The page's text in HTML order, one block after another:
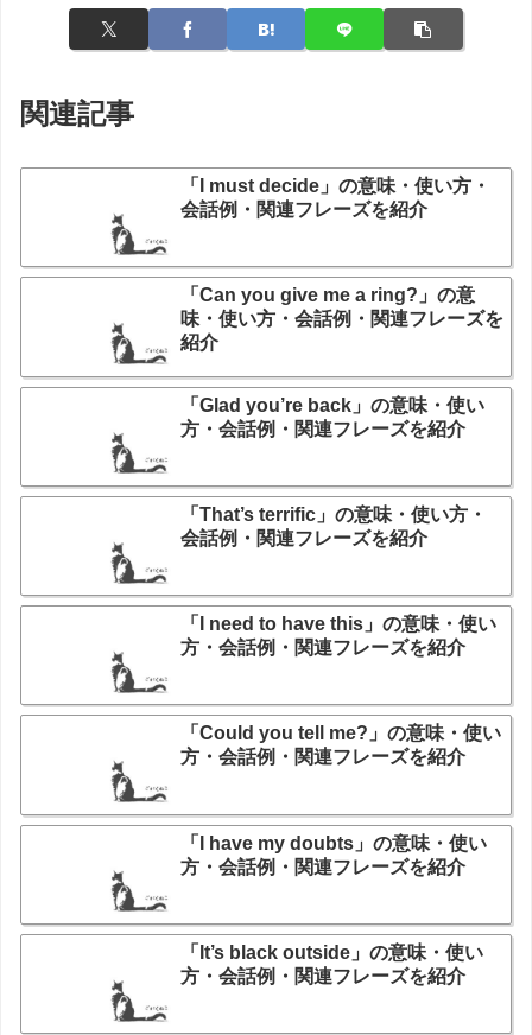
関連記事
「I must decide」の意味・使い方・
会話例・関連フレーズを紹介
「Can you give me a ring?」の意
味・使い方・会話例・関連フレーズを
紹介
「Glad you’re back」の意味・使い
方・会話例・関連フレーズを紹介
「That’s terrific」の意味・使い方・
会話例・関連フレーズを紹介
「I need to have this」の意味・使い
方・会話例・関連フレーズを紹介
「Could you tell me?」の意味・使い
方・会話例・関連フレーズを紹介
「I have my doubts」の意味・使い
方・会話例・関連フレーズを紹介
「It’s black outside」の意味・使い
方・会話例・関連フレーズを紹介